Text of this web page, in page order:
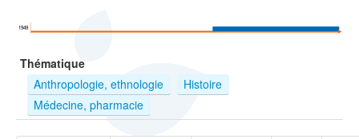
1949
Thématique
Anthropologie, ethnologie
Histoire
Médecine, pharmacie